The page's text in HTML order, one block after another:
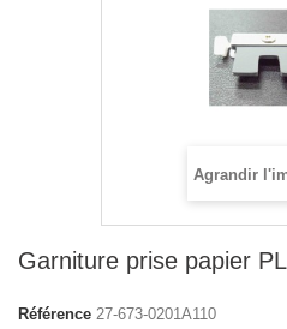
Agrandir
Garniture prise papier
Référence 27-673-0201A110